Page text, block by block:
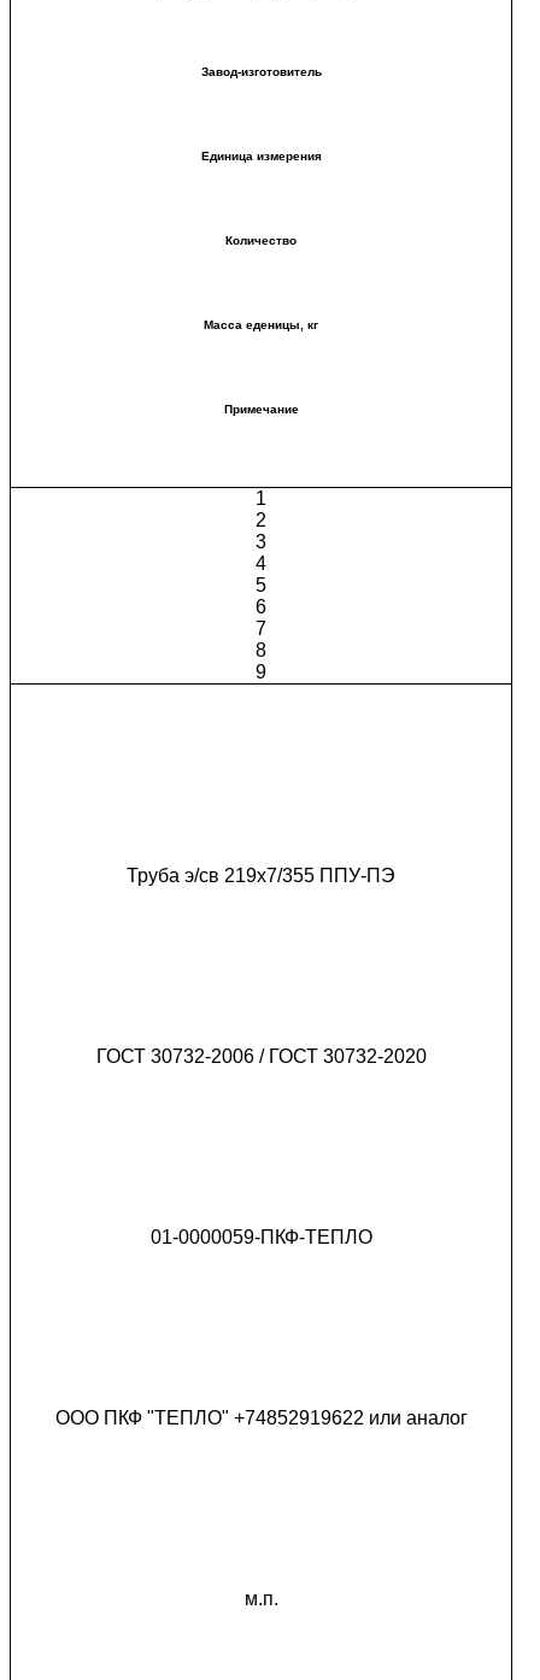
Завод-изготовитель
Единица измерения
Количество
Масса еденицы, кг
Примечание
1
2
3
4
5
6
7
8
9
Труба э/св 219х7/355 ППУ-ПЭ
ГОСТ 30732-2006 / ГОСТ 30732-2020
01-0000059-ПКФ-ТЕПЛО
ООО ПКФ "ТЕПЛО" +74852919622 или аналог
м.п.